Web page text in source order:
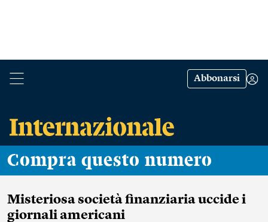
Abbonarsi
Compra questo numero
Misteriosa società finanziaria uccide i
giornali americani